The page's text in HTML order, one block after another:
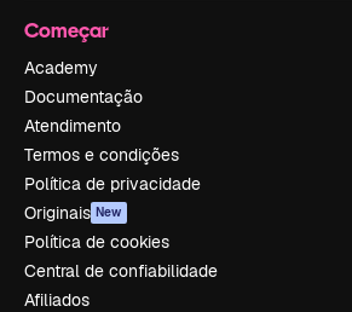
Começar
Academy
Documentação
Atendimento
Termos e condições
Política de privacidade
Originais New
Política de cookies
Central de confiabilidade
Afiliados